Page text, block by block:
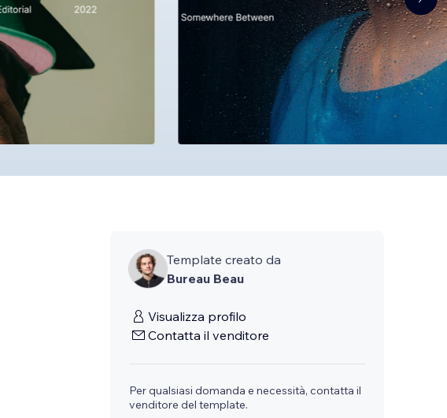
Template creato da
Bureau Beau
Visualizza profilo
Contatta il venditore
Per qualsiasi domanda e necessità, contatta il
venditore del template.